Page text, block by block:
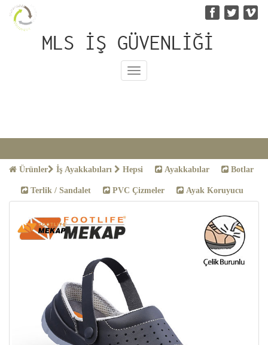
MLS İŞ GÜVENLİĞİ
Toggle
navigation
Ürünler İş Ayakkabıları Hepsi Ayakkabılar Botlar
Terlik / Sandalet PVC Çizmeler Ayak Koruyucu